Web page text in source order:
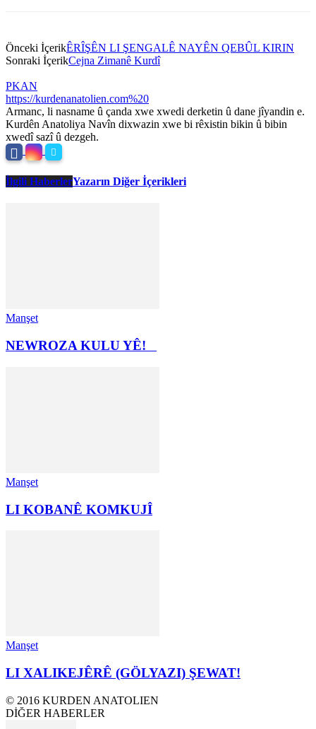
Önceki İçerikÊRÎŞÊN LI ŞENGALÊ NAYÊN QEBÛL KIRIN
Sonraki İçerikCejna Zimanê Kurdî
PKAN
https://kurdenanatolien.com%20
Armanc, li nasname û çanda xwe xwedi derketin û dane jîyandin e.
Kurdên Anatoliya Navîn dixwazin xwe bi rêxistin bikin û bibin
xwedî sazî û dezgeh.
İlgili HaberlerYazarın Diğer İçerikleri
Manşet
NEWROZA KULU YÊ!
Manşet
LI KOBANÊ KOMKUJÎ
Manşet
LI XALIKEJÊRÊ (GÖLYAZI) ŞEWAT!
© 2016 KURDEN ANATOLIEN
DİĞER HABERLER